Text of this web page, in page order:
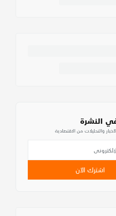
النشرة
والتحليلات من الاقتصادية
اشترك الآن